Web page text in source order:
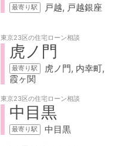
戸越 戸越銀座
東京23区の住宅ローン相談
虎ノ門
虎ノ門 内幸町
霞ヶ関
東京23区の住宅ローン相談
中目黒
中目黒